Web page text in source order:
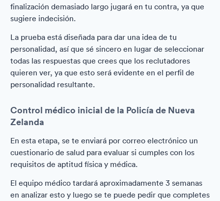
finalización demasiado largo jugará en tu contra, ya que
sugiere indecisión.
La prueba está diseñada para dar una idea de tu
personalidad, así que sé sincero en lugar de seleccionar
todas las respuestas que crees que los reclutadores
quieren ver, ya que esto será evidente en el perfil de
personalidad resultante.
Control médico inicial de la Policía de Nueva
Zelanda
En esta etapa, se te enviará por correo electrónico un
cuestionario de salud para evaluar si cumples con los
requisitos de aptitud física y médica.
El equipo médico tardará aproximadamente 3 semanas
en analizar esto y luego se te puede pedir que completes